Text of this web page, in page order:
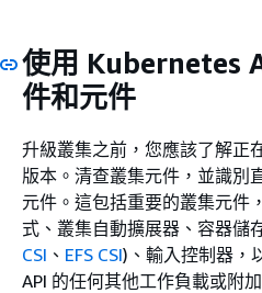
使用 Kubernetes
件和元件
升級叢集之前，您應該了解正
版本。清查叢集元件，並識別
元件。這包括重要的叢集元件
式、叢集自動擴展器、容器儲
CSI 、 EFS CSI)、輸入控制器，
API 的任何其他工作負載或附